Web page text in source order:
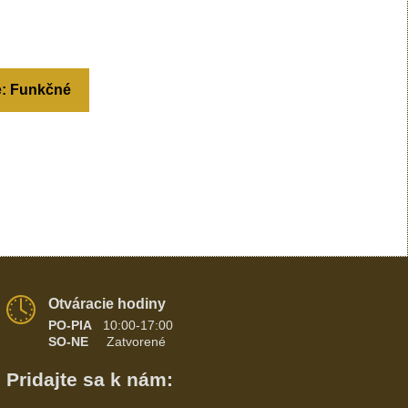
Funkčné
Otváracie hodiny
PO-PIA
10:00-17:00
SO-NE Zatvorené
Pridajte sa k nám: